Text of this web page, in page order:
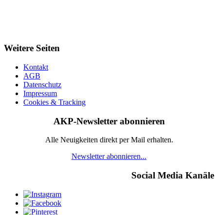
Weitere Seiten
Kontakt
AGB
Datenschutz
Impressum
Cookies & Tracking
AKP-Newsletter abonnieren
Alle Neuigkeiten direkt per Mail erhalten.
Newsletter abonnieren...
Social Media Kanäle